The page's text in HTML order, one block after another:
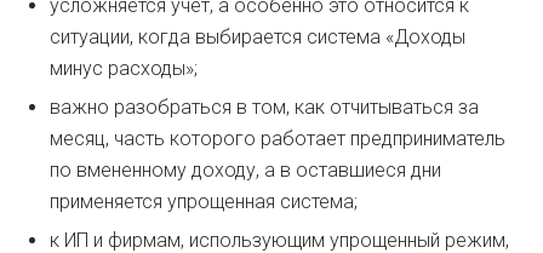
усложняется учет, а особенно это относится к
ситуации, когда выбирается система «Доходы
минус расходы»;
важно разобраться в том, как отчитываться за
месяц, часть которого работает предприниматель
по вмененному доходу, а в оставшиеся дни
применяется упрощенная система;
к ИП и фирмам, использующим упрощенный режим,